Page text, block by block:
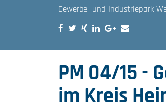
Gewerbe- und Industriepark
PM 04/15 -
im Kreis